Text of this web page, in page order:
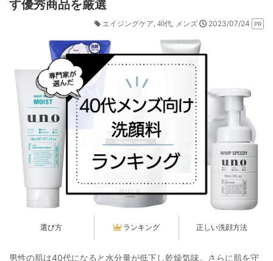
す優秀商品を厳選
エイジングケア 40代 メンズ 2023/07/24
選び方 ランキング 正しい洗顔方法
男性の肌は40代になると水分量が低下し乾燥気味。さらに肌を守